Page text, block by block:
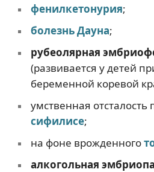
фенилкетонурия;
болезнь Дауна;
рубеолярная
(развивается у детей
беременной коревой
умственная
сифилисе;
на фоне врожденного
алкогольная